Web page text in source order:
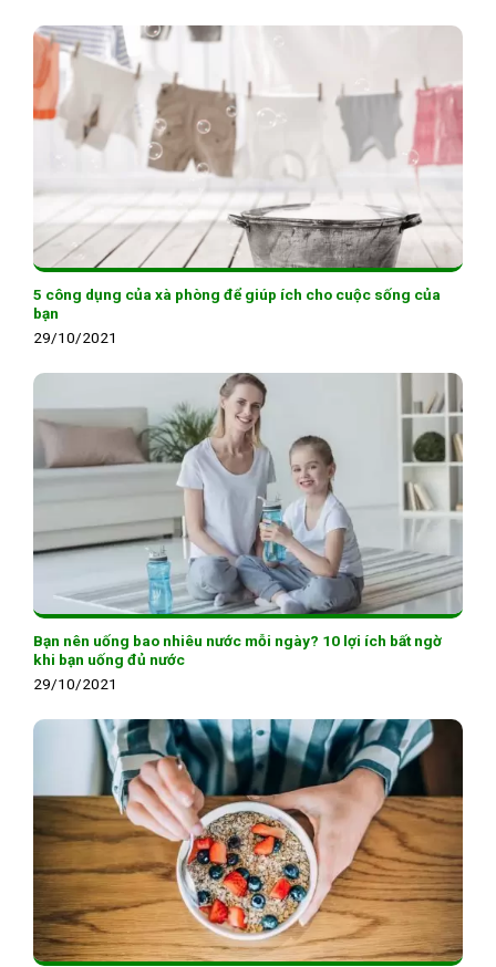
5 công dụng của xà phòng để giúp ích cho cuộc sống của
bạn
29/10/2021
Bạn nên uống bao nhiêu nước mỗi ngày? 10 lợi ích bất ngờ
khi bạn uống đủ nước
29/10/2021